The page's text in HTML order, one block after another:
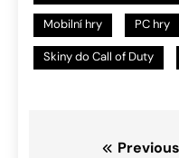
Mobilní hry PC hry
Skiny do Call of Duty
Navigace